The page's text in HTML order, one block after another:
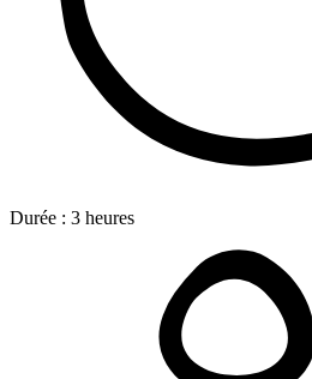
Durée : 3 heures